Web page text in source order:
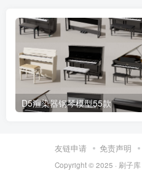
D5渲染器钢琴模型55款
友链申请 免责声明
Copyright © 2025 · 刷子